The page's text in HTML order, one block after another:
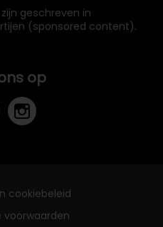
geschreven in
(sponsored content).
op
cookiebeleid
voorwaarden